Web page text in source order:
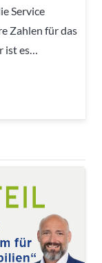
Service
Zahlen für das
es…